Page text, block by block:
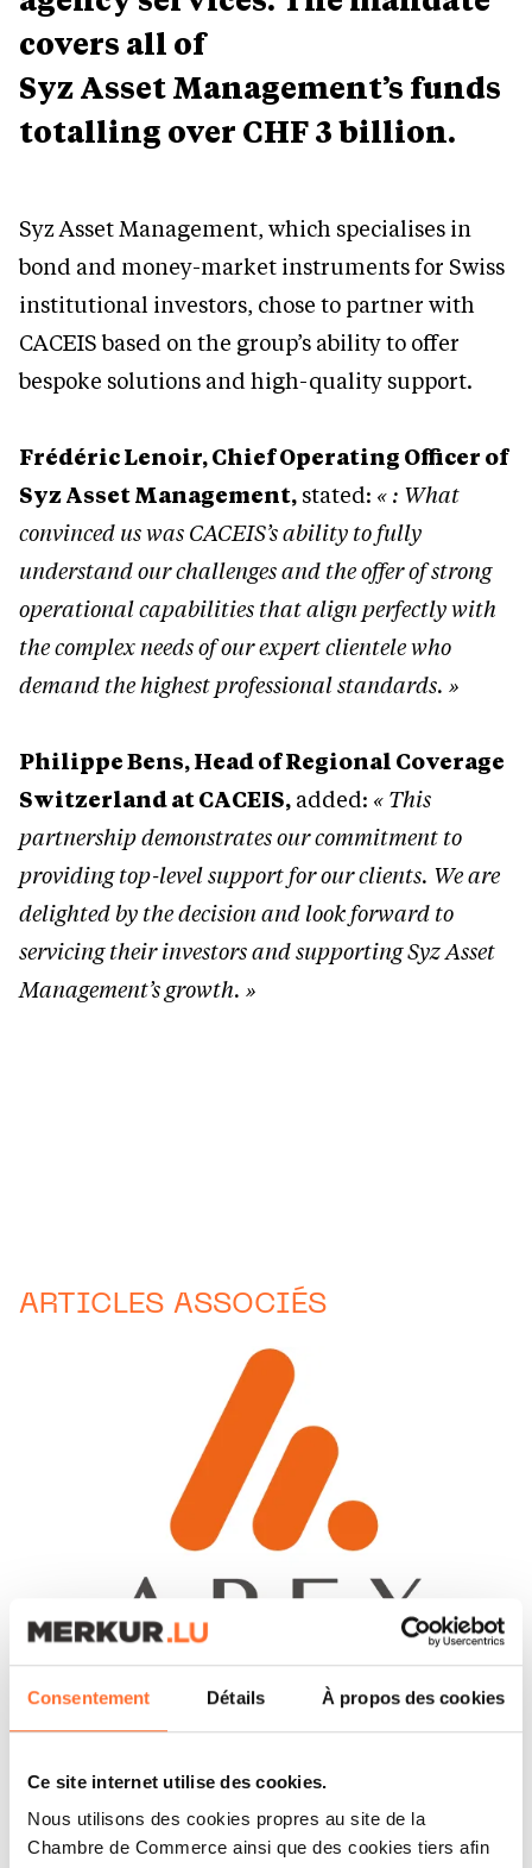
Consentement Détails À propos des cookies
Ce site internet utilise des cookies.
Nous utilisons des cookies propres au site de la
Chambre de Commerce ainsi que des cookies tiers afin
covers all of
SyzAssetManagement’s funds
totalling over CHF 3 billion.
Syz Asset Management, which specialises in
bond and money-market instruments for Swiss
institutional investors, chose to partner with
CACEIS based on the group’s ability to offer
bespoke solutions and high-quality support.
Frédéric Lenoir, Chief Operating Officer of
Syz Asset Management, stated: « : What
convinced us was CACEIS’s ability to fully
understand our challenges and the offer of strong
operational capabilities that align perfectly with
the complex needs of our expert clientele who
demand the highest professional standards. »
Philippe Bens, Head of Regional Coverage
Switzerland at CACEIS, added: « This
partnership demonstrates our commitment to
providing top-level support for our clients. We are
delighted by the decision and look forward to
servicing their investors and supporting Syz Asset
Management’s growth. »
ARTICLES ASSOCIÉS
CORPORATE NEWS
RESONANCE HOUSING
PATHWAYS FUND WITH
DEPOSITARY SERVICES